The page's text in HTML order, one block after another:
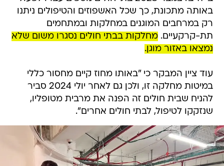
באותה מתכונת, כך שכל האשפוזים והטיפולים ניתנו
רק במרחבים המוגנים במחלקות ובמתחמים
תת-קרקעיים.מחלקות בבתי חולים נסגרו משום שלא
נמצאו באזור מוגן.
עוד ציין המבקר כי "באותו מחוז קיים מחסור כללי
במיטות מחלקה זו, ולכן גם לאחר יולי 2024 סביר
להניח שבית חולים זה הפנה את מרבית מטופליו,
שנזקקו לטיפול, לבתי חולים אחרים".